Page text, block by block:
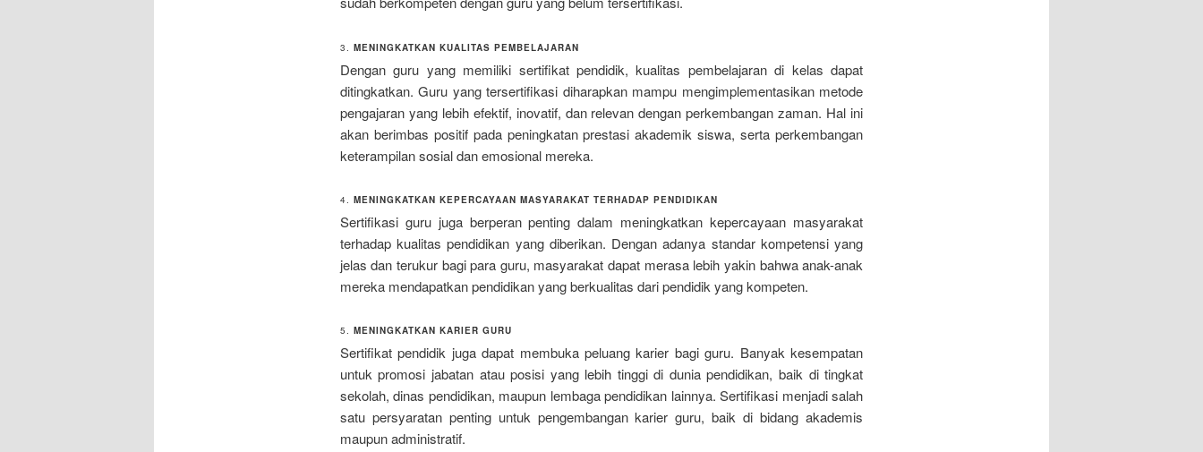
3. MENINGKATKAN KUALITAS PEMBELAJARAN
Dengan guru yang memiliki sertifikat pendidik, kualitas pembelajaran di kelas dapat
ditingkatkan. Guru yang tersertifikasi diharapkan mampu mengimplementasikan metode
pengajaran yang lebih efektif, inovatif, dan relevan dengan perkembangan zaman. Hal ini
akan berimbas positif pada peningkatan prestasi akademik siswa, serta perkembangan
keterampilan sosial dan emosional mereka.
4. MENINGKATKAN KEPERCAYAAN MASYARAKAT TERHADAP PENDIDIKAN
Sertifikasi guru juga berperan penting dalam meningkatkan kepercayaan masyarakat
terhadap kualitas pendidikan yang diberikan. Dengan adanya standar kompetensi yang
jelas dan terukur bagi para guru, masyarakat dapat merasa lebih yakin bahwa anak-anak
mereka mendapatkan pendidikan yang berkualitas dari pendidik yang kompeten.
5. MENINGKATKAN KARIER GURU
Sertifikat pendidik juga dapat membuka peluang karier bagi guru. Banyak kesempatan
untuk promosi jabatan atau posisi yang lebih tinggi di dunia pendidikan, baik di tingkat
sekolah, dinas pendidikan, maupun lembaga pendidikan lainnya. Sertifikasi menjadi salah
satu persyaratan penting untuk pengembangan karier guru, baik di bidang akademis
maupun administratif.